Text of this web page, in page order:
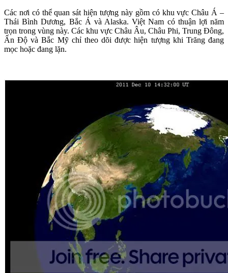
Các nơi có thể quan sát hiện tượng này gồm có khu vực Châu Á –
Thái Bình Dương, Bắc Á và Alaska. Việt Nam có thuận lợi năm
trọn trong vùng này. Các khu vực Châu Âu, Châu Phi, Trung Đông,
Ấn Độ và Bắc Mỹ chỉ theo dõi được hiện tượng khi Trăng đang
mọc hoặc đang lặn.